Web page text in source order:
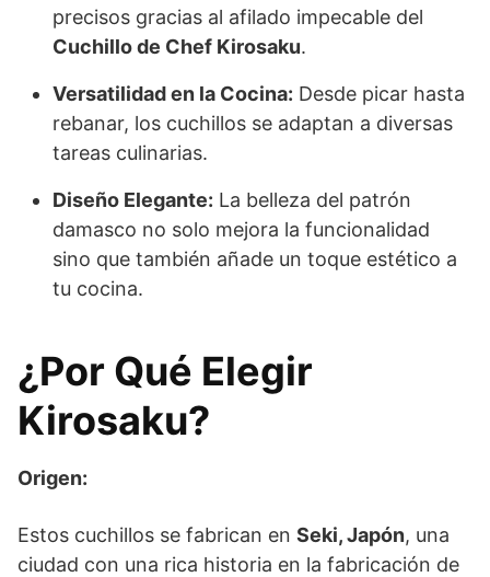
precisos gracias al afilado impecable del
Cuchillo de Chef Kirosaku.
Versatilidad en la Cocina: Desde picar hasta
rebanar, los cuchillos se adaptan a diversas
tareas culinarias.
Diseño Elegante: La belleza del patrón
damasco no solo mejora la funcionalidad
sino que también añade un toque estético a
tu cocina.
¿Por Qué Elegir
Kirosaku?
Origen:
Estos cuchillos se fabrican en Seki, Japón, una
ciudad con una rica historia en la fabricación de